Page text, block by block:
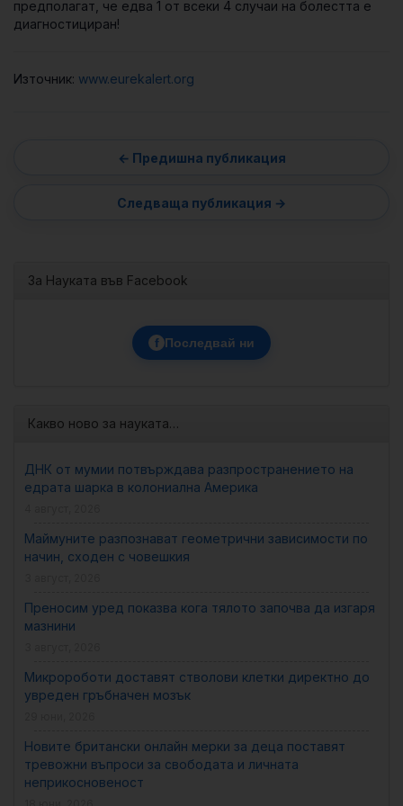
предполагат, че едва 1 от всеки 4 случаи на болестта е
диагностициран!
Източник: www.eurekalert.org
За Науката във Facebook
f Последвай ни
Какво ново за науката…
ДНК от мумии потвърждава разпространението на
едрата шарка в колониална Америка
Маймуните разпознават геометрични зависимости по
начин, сходен с човешкия
Преносим уред показва кога тялото започва да изгаря
мазнини
Микророботи доставят стволови клетки директно до
увреден гръбначен мозък
Новите британски онлайн мерки за деца поставят
тревожни въпроси за свободата и личната
неприкосновеност